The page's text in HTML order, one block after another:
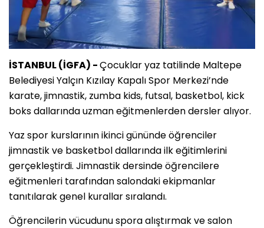
İSTANBUL (İGFA) -Çocuklar yaz tatilinde Maltepe
Belediyesi Yalçın Kızılay Kapalı Spor Merkezi’nde
karate, jimnastik, zumba kids, futsal, basketbol, kick
boks dallarında uzman eğitmenlerden dersler alıyor.
Yaz spor kurslarının ikinci gününde öğrenciler
jimnastik ve basketbol dallarında ilk eğitimlerini
gerçekleştirdi. Jimnastik dersinde öğrencilere
eğitmenleri tarafından salondaki ekipmanlar
tanıtılarak genel kurallar sıralandı.
Öğrencilerin vücudunu spora alıştırmak ve salon